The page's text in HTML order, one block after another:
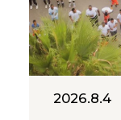
2026.8.4